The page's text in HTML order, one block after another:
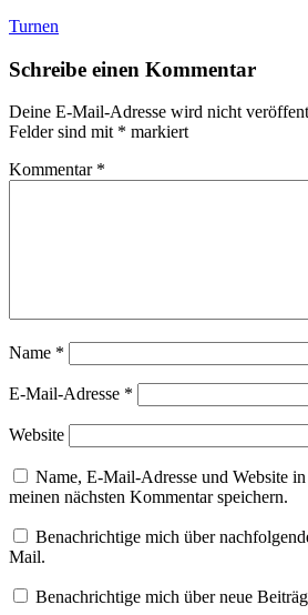
Turnen
Schreibe einen Kommentar
Deine E-Mail-Adresse wird nicht
Felder sind mit * markiert
Kommentar *
Name *
E-Mail-Adresse *
Website
Name, E-Mail-Adresse und Website
meinen nächsten Kommentar speichern.
Benachrichtige mich über
Mail.
Benachrichtige mich über neue